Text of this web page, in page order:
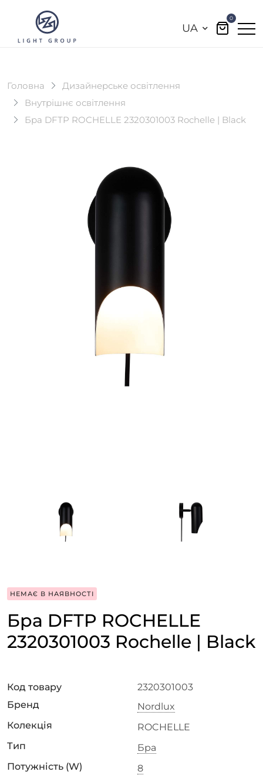
UA
0
Головна
Дизайнерське освітлення
Внутрішнє освітлення
Бра DFTP ROCHELLE 2320301003 Rochelle | Black
НЕМАЄ В НАЯВНОСТІ
Бра DFTP ROCHELLE
2320301003 Rochelle | Black
Код товару
2320301003
Бренд
Nordlux
Колекція
ROCHELLE
Тип
Бра
Потужність (W)
8